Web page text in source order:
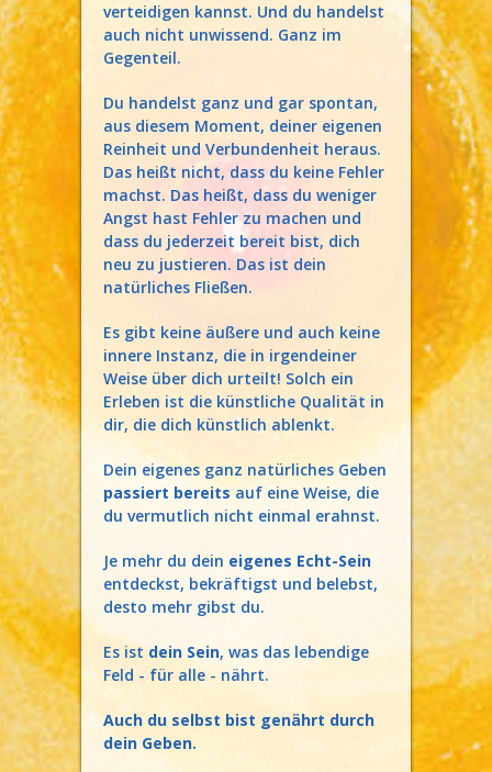
verteidigen kannst. Und du handelst
auch nicht unwissend. Ganz im
Gegenteil.
Du handelst ganz und gar spontan,
aus diesem Moment, deiner eigenen
Reinheit und Verbundenheit heraus.
Das heißt nicht, dass du keine Fehler
machst. Das heißt, dass du weniger
Angst hast Fehler zu machen und
dass du jederzeit bereit bist, dich
neu zu justieren. Das ist dein
natürliches Fließen.
Es gibt keine äußere und auch keine
innere Instanz, die in irgendeiner
Weise über dich urteilt! Solch ein
Erleben ist die künstliche Qualität in
dir, die dich künstlich ablenkt.
Dein eigenes ganz natürliches Geben
passiert bereits auf eine Weise, die
du vermutlich nicht einmal erahnst.
Je mehr du dein eigenes Echt-Sein
entdeckst, bekräftigst und belebst,
desto mehr gibst du.
Es ist dein Sein, was das lebendige
Feld - für alle - nährt.
Auch du selbst bist genährt durch
dein Geben.